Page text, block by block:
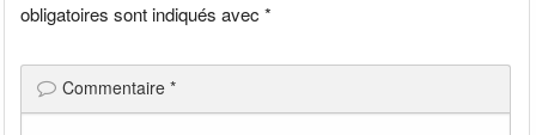
obligatoires sont indiqués avec*
Commentaire*